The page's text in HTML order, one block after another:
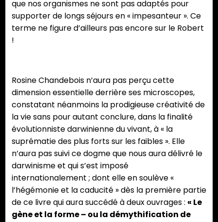
que nos organismes ne sont pas adaptés pour
supporter de longs séjours en « impesanteur ». Ce
terme ne figure d’ailleurs pas encore sur le Robert
!
Rosine Chandebois n’aura pas perçu cette
dimension essentielle derrière ses microscopes,
constatant néanmoins la prodigieuse créativité de
la vie sans pour autant conclure, dans la finalité
évolutionniste darwinienne du vivant, à « la
suprématie des plus forts sur les faibles ». Elle
n’aura pas suivi ce dogme que nous aura délivré le
darwinisme et qui s’est imposé
internationalement ; dont elle en soulève «
l’hégémonie et la caducité » dès la première partie
de ce livre qui aura succédé à deux ouvrages : « Le
gène et la forme – ou la démythification de